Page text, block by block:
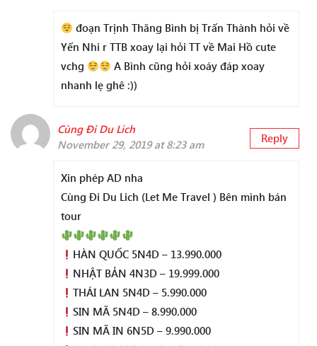
đoạn Trịnh Thăng Bình bị Trấn Thành hỏi về
Yến Nhi r TTB xoay lại hỏi TT về Mai Hồ cute
vchg
A Bình cũng hỏi xoáy đáp xoay
nhanh lẹ ghê :))
Cùng Đi Du Lich
November 29, 2019 at 8:23 am
Reply
Xin phép AD nha
Cùng Đi Du Lich (Let Me Travel ) Bên mình bán
tour
HÀN QUỐC 5N4D – 13.990.000
NHẬT BẢN 4N3D – 19.999.000
THÁI LAN 5N4D – 5.990.000
SIN MÃ 5N4D – 8.990.000
SIN MÃ IN 6N5D – 9.990.000